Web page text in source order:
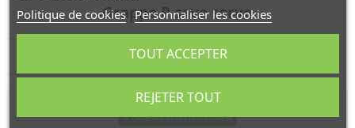
Grappe P save servo
Grappe pieces de save servo
RÉFÉRENCE 0115065
Livraison sous 5 jours ouvrés
Politique de cookies Personnaliser les cookies
REJETER TOUT
TOUT ACCEPTER